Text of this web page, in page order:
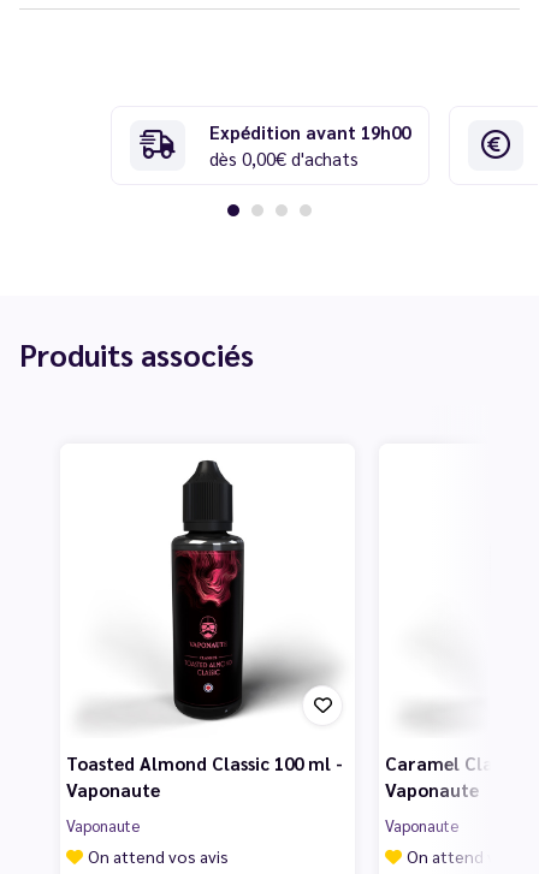
Expédition avant 19h00
dès 0,00€ d'achats
Produits associés
Toasted Almond Classic 100 ml -
Vaponaute
Vaponaute
On attend vos avis
Caramel Classic
Vaponaute
Vaponaute
On attend vos